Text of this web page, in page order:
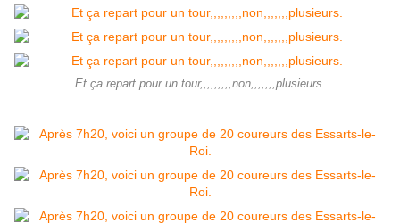
Et ça repart pour un tour,,,,,,,,,non,,,,,,,plusieurs.